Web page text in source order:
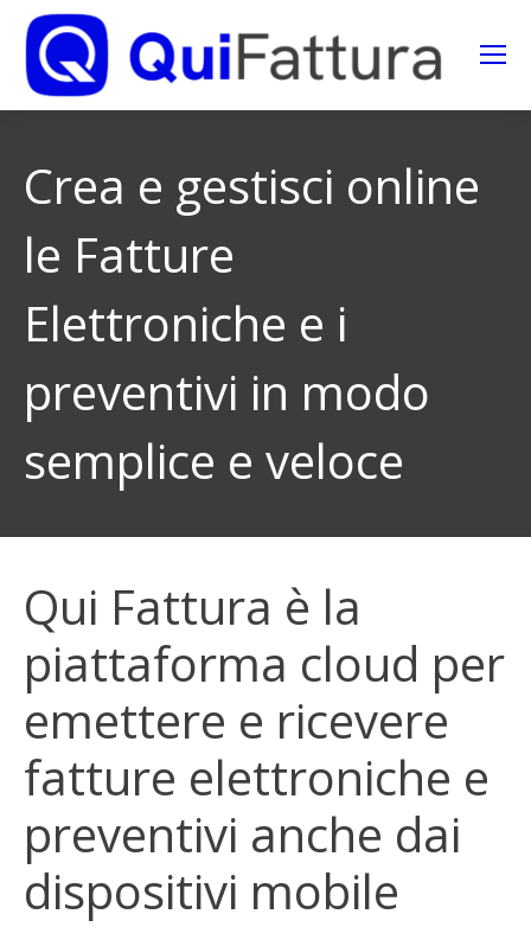
Search:
Crea e gestisci online
le Fatture
Elettroniche e i
preventivi in modo
semplice e veloce
Qui Fattura è la
piattaforma cloud per
emettere e ricevere
fatture elettroniche e
preventivi anche dai
dispositivi mobile